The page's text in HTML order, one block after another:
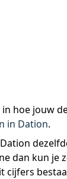
in hoe jouw
in Dation.
dan kun je
cijfers